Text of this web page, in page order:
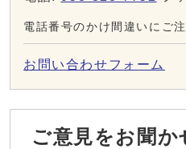
電話番号のかけ間違いにご
お問い合わせフォーム
ご意見をお聞か